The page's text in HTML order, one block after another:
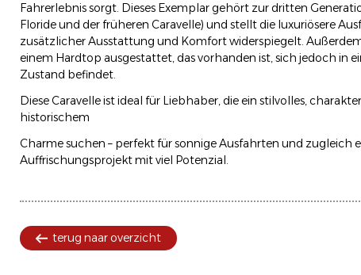
Fahrerlebnis sorgt. Dieses Exemplar gehört zur dritten
Floride und der früheren Caravelle) und stellt die luxuriösere
zusätzlicher Ausstattung und Komfort widerspiegelt.
einem Hardtop ausgestattet, das vorhanden ist, sich jedoch in
Zustand befindet.
Diese Caravelle ist ideal für Liebhaber, die ein stilvolles,
historischem
Charme suchen – perfekt für sonnige Ausfahrten und zugleich
Auffrischungsprojekt mit viel Potenzial.
terug naar overzicht